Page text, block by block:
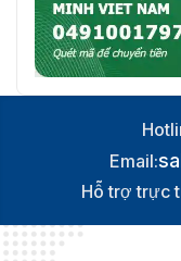
Email:
Hỗ trợ trực